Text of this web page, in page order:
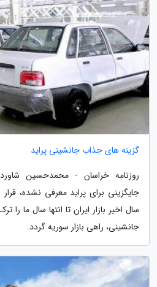
گزینه های جذاب جانشینی پراید
روزنامه خراسان - محمدحسین
سال اخیر بازار ایران تا انتها سال ما
جانشینی، راهی بازار سوریه گردد.